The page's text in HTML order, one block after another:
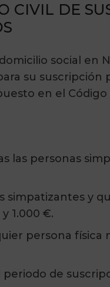
CIVIL DE
social en
su
en el Código
las personas
y
1.000 €.
persona física
de